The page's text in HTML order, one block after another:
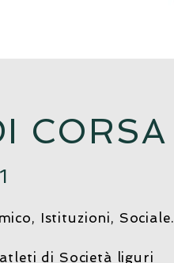
CORSA
Istituzioni, Sociale.
di Società liguri